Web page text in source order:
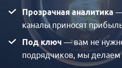
Прозрачная аналитика —
каналы приносят
Под ключ — вам не
подрядчиков, мы делаем